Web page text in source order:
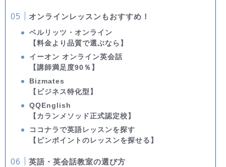
オンラインレッスンもおすすめ！
ベルリッツ・オンライン
【料金より品質で選ぶなら】
イーオン オンライン英会話
【講師満足度90％】
Bizmates
【ビジネス特化型】
QQEnglish
【カランメソッド正式認定校】
ココナラで英語レッスンを探す
【ピンポイントのレッスンを探せる】
英語・英会話教室の選び方